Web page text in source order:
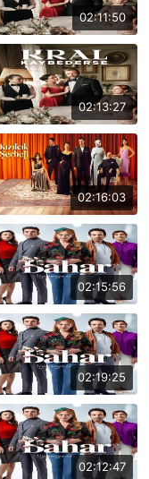
02:11:50
02:13:27
02:16:03
02:15:56
02:19:25
02:12:47